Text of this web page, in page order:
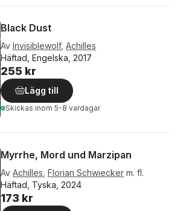
Black Dust
Av Invisiblewolf, Achilles
Häftad, Engelska, 2017
255 kr
Lägg till
Skickas inom 5-8 vardagar
Myrrhe, Mord und Marzipan
Av Achilles Florian Schwiecker m. fl.
Häftad, Tyska, 2024
173 kr